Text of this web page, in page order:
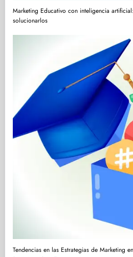
Marketing Educativo con inteligencia
solucionarlos
Tendencias en las Estrategias de Marketing